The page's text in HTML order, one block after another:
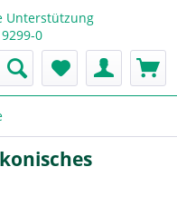
Unterstützung
0